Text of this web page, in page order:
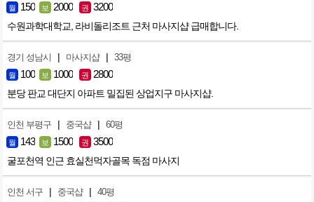
월 150 보 2000 권 3200
수원과학대학교, 라비돌리조트 근처 마사지샵 급매합니다.
경기 성남시 | 마사지샵 | 33평
월 100 보 1000 권 2800
분당 판교 대단지 아파트 밀집된 상업지구 마사지샵.
인천 부평구 | 중국샵 | 60평
월 143 보 1500 권 3500
굴포천역 인근 효실천먹자골목 독점 마사지
인천 서구 | 중국샵 | 40평